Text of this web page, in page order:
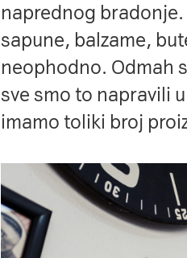
naprednog
sapune, balzame,
neophodno. Odmah
sve smo to napravili
imamo toliki broj